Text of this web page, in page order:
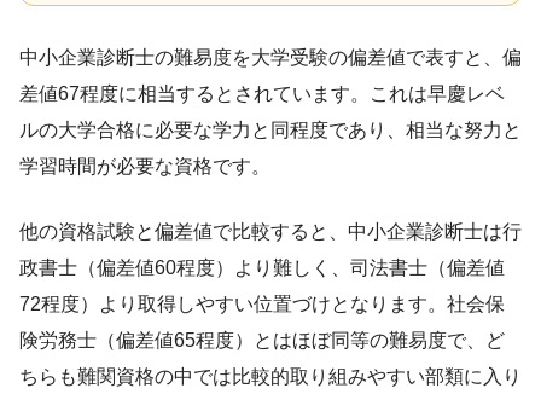
中小企業診断士の難易度を大学受験の偏差値で表すと、偏
差値67程度に相当するとされています。これは早慶レベ
ルの大学合格に必要な学力と同程度であり、相当な努力と
学習時間が必要な資格です。
他の資格試験と偏差値で比較すると、中小企業診断士は行
政書士（偏差値60程度）より難しく、司法書士（偏差値
72程度）より取得しやすい位置づけとなります。社会保
険労務士（偏差値65程度）とはほぼ同等の難易度で、ど
ちらも難関資格の中では比較的取り組みやすい部類に入り